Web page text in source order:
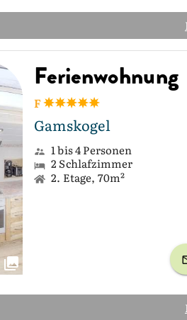
Ferienwohnung
F
Gamskogel
1 bis 4 Personen
2 Schlafzimmer
2. Etage, 70m²